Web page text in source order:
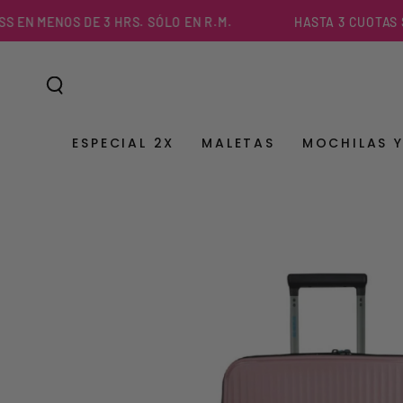
CONTENIDO
DE 3 HRS. SÓLO EN R.M. HASTA 3 CUOTAS SIN
ESPECIAL 2X MALETAS MOCHILAS